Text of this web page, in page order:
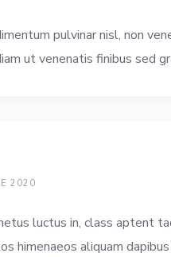
pulvinar nisl, non
ut venenatis finibus sed
2020
luctus in, class aptent
himenaeos aliquam